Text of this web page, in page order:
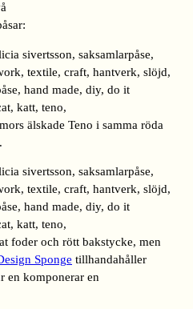
älskade Teno i samma röda
.
foder och rött bakstycke, men
Sponge tillhandahåller
en komponerar en